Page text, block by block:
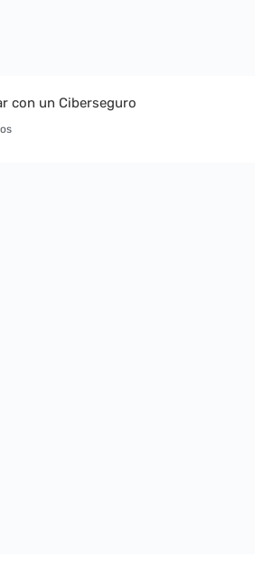
con un Ciberseguro